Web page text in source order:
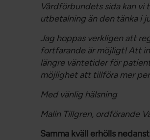
Vårdförbundets sida kan vi
utbetalning än den tänka i
Jag hoppas verkligen att
fortfarande är möjligt! Att
längre väntetider för
möjlighet att tillföra mer
Med vänlig hälsning
Malin Tillgren, ordförande
Samma kväll erhölls